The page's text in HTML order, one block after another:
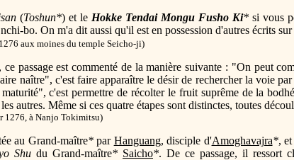
(Toshun*) et le Hokke Tendai Mongu Fusho Ki*si vous
bo. On m'a dit aussi qu'il est en possession d'autres écrits sur
aux moines du temple Seicho-ji)
ce passage est commenté de la manière suivante : "On peut
naître", c'est faire apparaître le désir de rechercher la voie
c'est permettre de récolter le fruit suprême de la
autres. Même si ces quatre étapes sont distinctes, toutes
à Nanjo Tokimitsu)
au Grand-maître*par Hanguang, disciple d'Amoghavajra*, et
Shudu Grand-maître* Saicho*. De ce passage, il ressort